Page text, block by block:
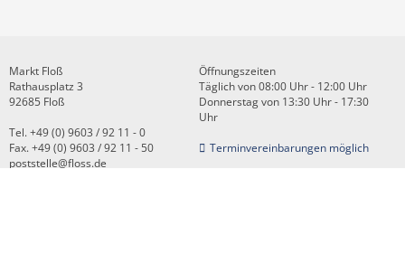
Markt Floß
Rathausplatz 3
92685 Floß
Tel. +49 (0) 9603 / 92 11 - 0
Fax. +49 (0) 9603 / 92 11 - 50
poststelle@floss.de
Öffnungszeiten
Täglich von 08:00 Uhr - 12:00 Uhr
Donnerstag von 13:30 Uhr - 17:30
Uhr
Terminvereinbarungen möglich